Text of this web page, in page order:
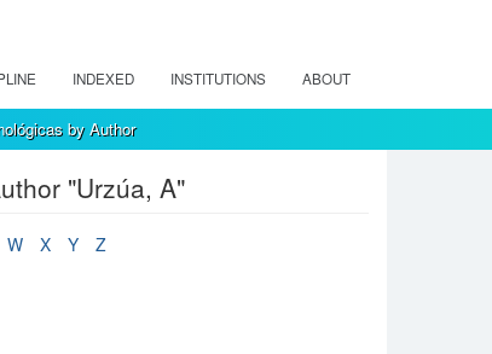
INDEXED INSTITUTIONS ABOUT
by Author
"Urzúa, A"
W X Y
Z